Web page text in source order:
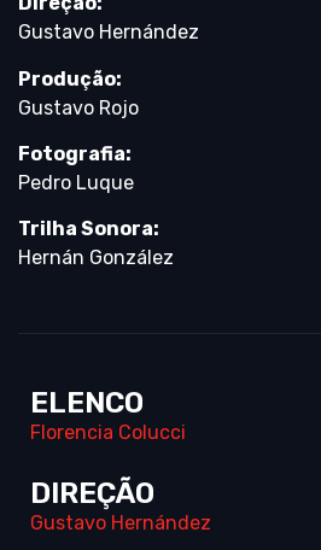
Gustavo Hernández
Produção:
Gustavo Rojo
Fotografia:
Pedro Luque
Trilha Sonora:
Hernán González
ELENCO
Florencia Colucci
DIREÇÃO
Gustavo Hernández